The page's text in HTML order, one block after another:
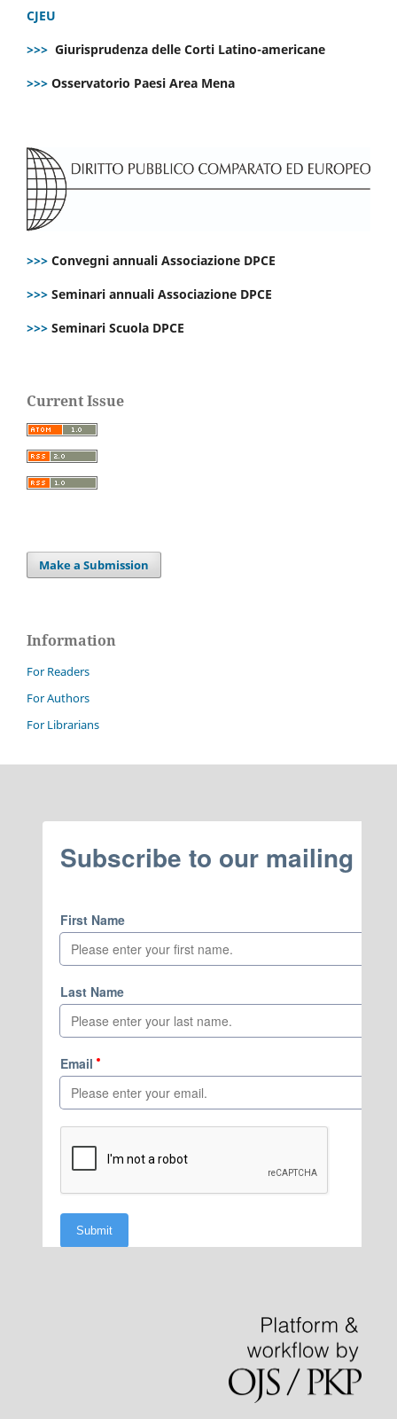
CJEU
>>> Giurisprudenza delle Corti Latino-americane
>>> Osservatorio Paesi Area Mena
>>> Convegni annuali Associazione DPCE
>>> Seminari annuali Associazione DPCE
>>> Seminari Scuola DPCE
Current Issue
Make a Submission
Information
For Readers
For Authors
For Librarians